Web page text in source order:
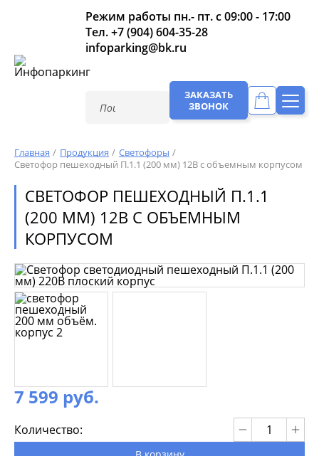
Режим работы пн.- пт. с 09:00 - 17:00
Тел.+7 (904) 604-35-28
infoparking@bk.ru
ЗАКАЗАТЬ
ЗВОНОК
Главная Продукция
Светофоры
Светофор пешеходный П.1.1 (200 мм) 12В с объемным корпусом
СВЕТОФОР ПЕШЕХОДНЫЙ П.1.1
(200 ММ) 12В С ОБЪЕМНЫМ
КОРПУСОМ
7 599 руб.
Количество: